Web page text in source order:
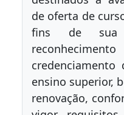
de oferta de
fins de sua
ensino superior,
renovação,